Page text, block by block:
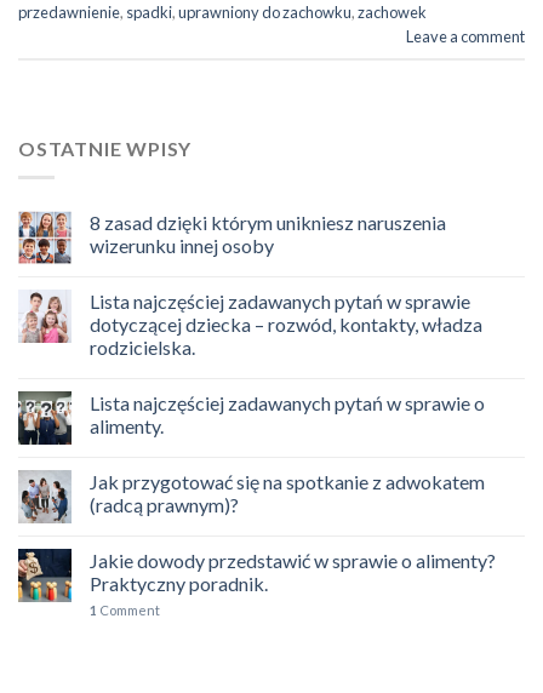
przedawnienie, spadki,uprawniony do zachowku,zachowek
Leave a comment
OSTATNIE WPISY
8 zasad dzięki którym unikniesz naruszenia
wizerunku innej osoby
Lista najczęściej zadawanych pytań w sprawie
dotyczącej dziecka – rozwód, kontakty, władza
rodzicielska.
Lista najczęściej zadawanych pytań w sprawie o
alimenty.
Jak przygotować się na spotkanie z adwokatem
(radcą prawnym)?
Jakie dowody przedstawić w sprawie o alimenty?
Praktyczny poradnik.
1 Comment